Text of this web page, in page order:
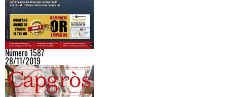
Número 1587
28/11/2019